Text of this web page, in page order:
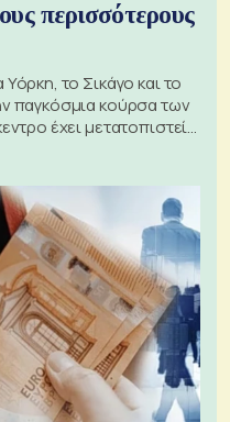
περισσότερους
το Σικάγο και το
παγκόσμια κούρσα των
έχει μετατοπιστεί